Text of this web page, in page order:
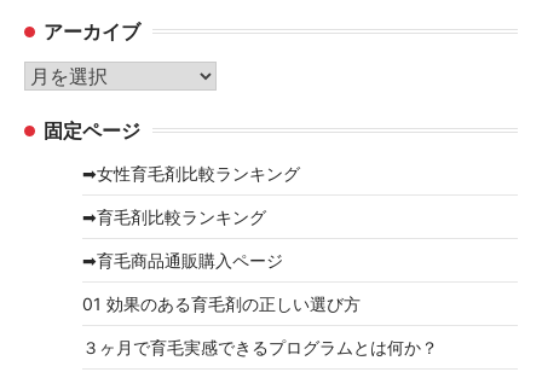
ゴ
リ
ー
アーカイブ
ア
カ 固定ページ
➡女性育毛剤比較ランキング
➡育毛剤比較ランキング
➡育毛商品通販購入ページ
01 効果のある育毛剤の正しい選び方
３ヶ月で育毛実感できるプログラムとは何か？